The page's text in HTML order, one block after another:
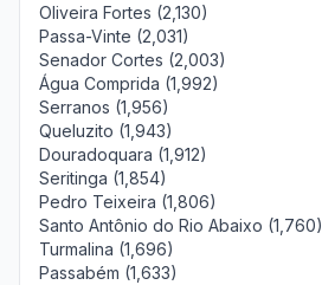
Oliveira Fortes (2,130)
Passa-Vinte (2,031)
Senador Cortes (2,003)
Água Comprida (1,992)
Serranos (1,956)
Queluzito (1,943)
Douradoquara (1,912)
Seritinga (1,854)
Pedro Teixeira (1,806)
Santo Antônio do Rio Abaixo (1,760)
Turmalina (1,696)
Passabém (1,633)